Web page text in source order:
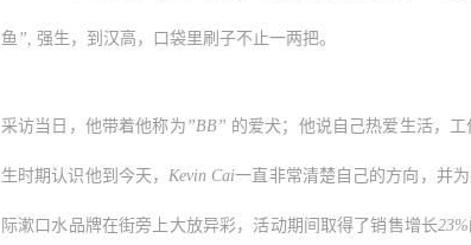
鱼 ”, 强生，到汉高，口袋里刷子不止一两把。
采访当日，他带着他称为 ”BB” 的爱犬；他说自己热爱生活，工
生时期认识他到今天，Kevin Cai一直非常清楚自己的方向，并
际漱口水品牌在街旁上大放异彩，活动期间取得了销售增长23%